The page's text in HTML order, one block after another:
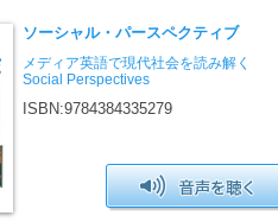
ソーシャル・パースペクティブ
メディア英語で現代社会を読み解く
Social Perspectives
ISBN:9784384335279